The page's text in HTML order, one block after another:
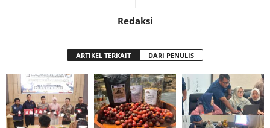
Redaksi
ARTIKEL TERKAIT DARI PENULIS